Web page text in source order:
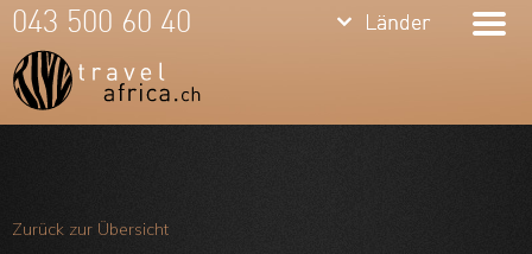
Team
keyboard_arrow_down Länder
keyboard_arrow_down Länder
043 500 60 40
Zurück zur Übersicht